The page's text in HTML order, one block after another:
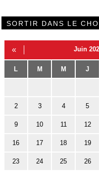
SORTIR DANS LE
« Juin
L M M J
2 3 4 5
9 10 11 12
16 17 18 19
23 24 25 26